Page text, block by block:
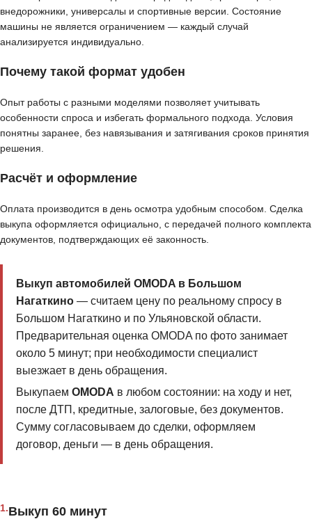
внедорожники, универсалы и спортивные версии. Состояние
машины не является ограничением — каждый случай
анализируется индивидуально.
Почему такой формат удобен
Опыт работы с разными моделями позволяет учитывать
особенности спроса и избегать формального подхода. Условия
понятны заранее, без навязывания и затягивания сроков принятия
решения.
Расчёт и оформление
Оплата производится в день осмотра удобным способом. Сделка
выкупа оформляется официально, с передачей полного комплекта
документов, подтверждающих её законность.
Выкуп автомобилей OMODA в Большом
Нагаткино— считаем цену по реальному спросу в
Большом Нагаткино и по Ульяновской области.
Предварительная оценка OMODA по фото занимает
около 5 минут; при необходимости специалист
выезжает в день обращения.
Выкупаем OMODA в любом состоянии: на ходу и нет,
после ДТП, кредитные, залоговые, без документов.
Сумму согласовываем до сделки, оформляем
договор, деньги — в день обращения.
1.Выкуп 60 минут